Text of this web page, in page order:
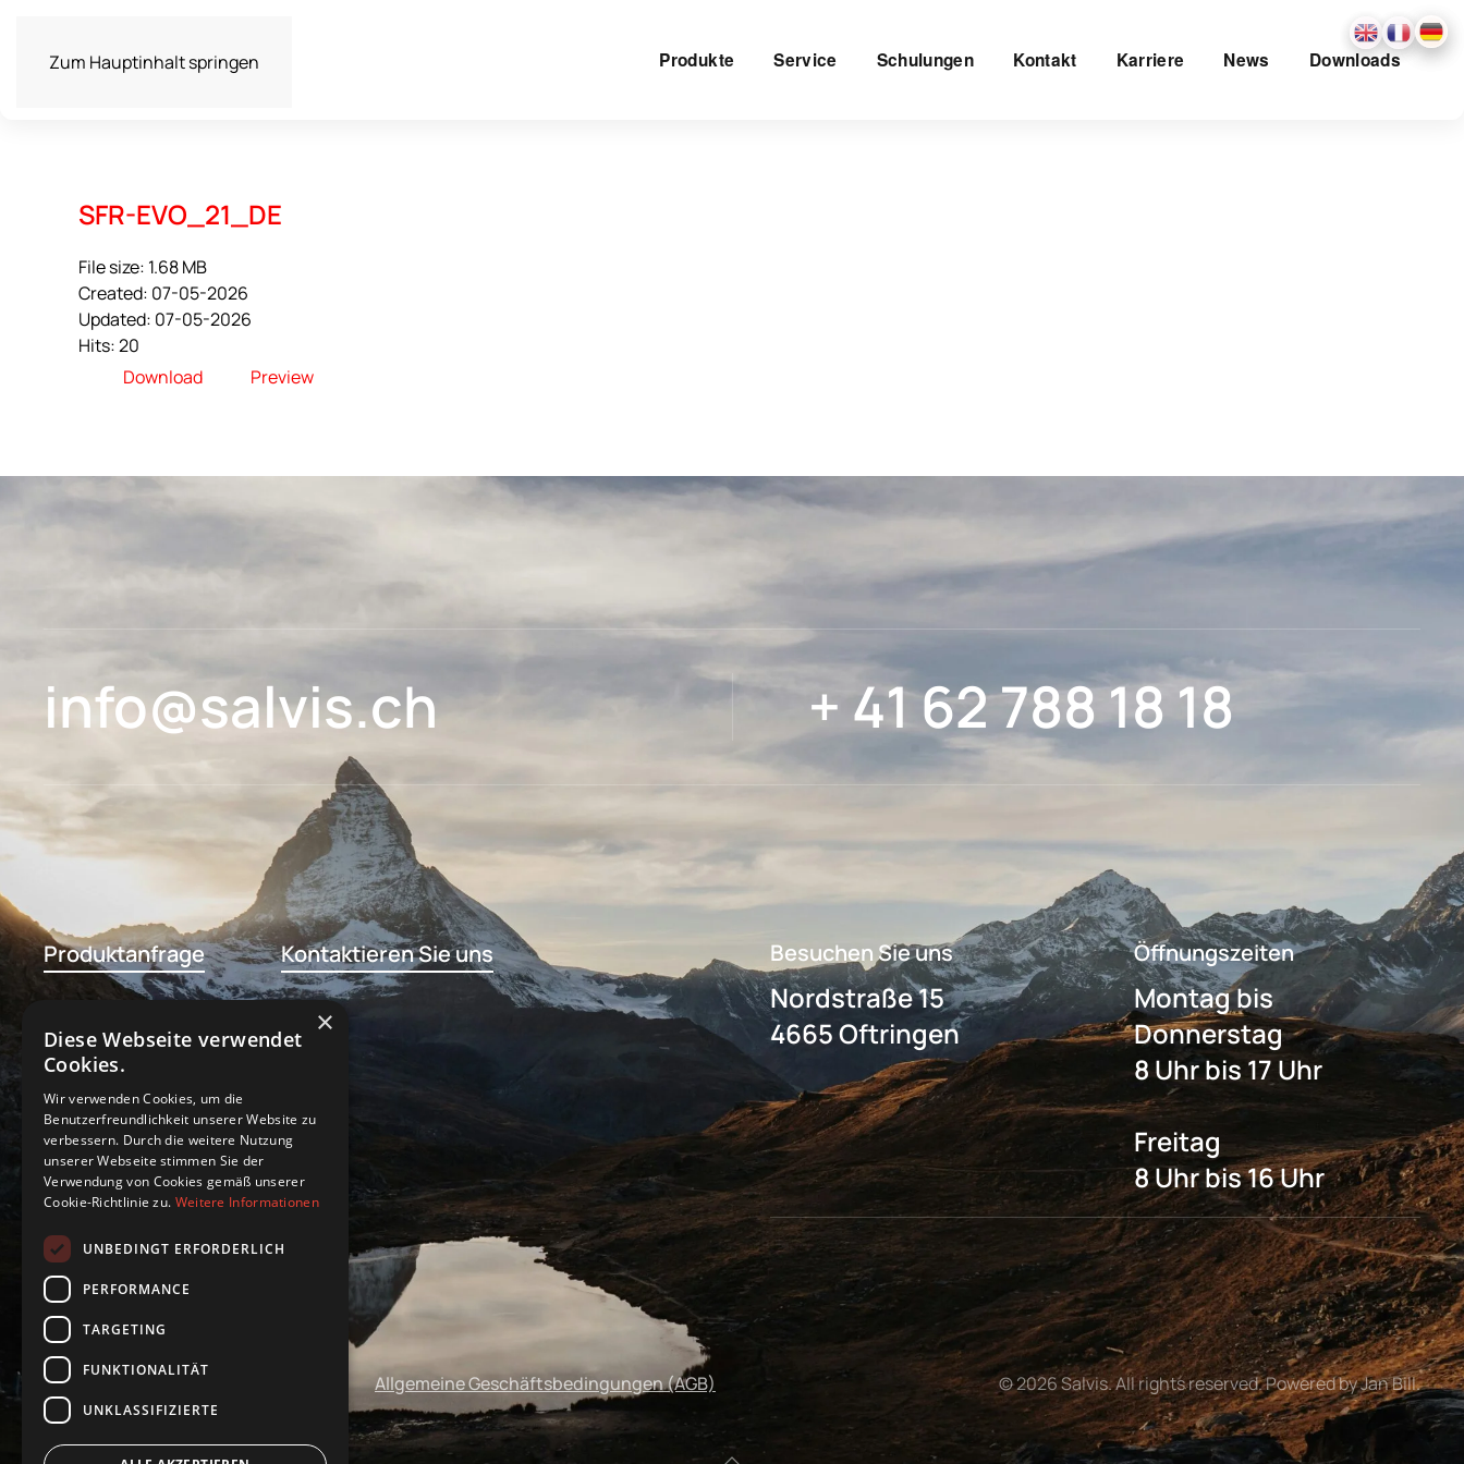
Zum Hauptinhalt springen Produkte Service Schulungen Kontakt Karriere News Downloads
SFR-EVO_21_DE
File size: 1.68 MB
Created: 07-05-2026
Updated: 07-05-2026
Hits: 20
Download
Preview
info@salvis.ch + 41 62 788 18 18
Produktanfrage Kontaktieren Sie uns Besuchen Sie uns
Nordstraße 15
4665 Oftringen
Öffnungszeiten
Montag bis
Donnerstag
8 Uhr bis 17 Uhr
Freitag
8 Uhr bis 16 Uhr
Impressum Allgemeine Geschäftsbedingungen (AGB) ©2026Salvis. All rights reserved. Powered by Jan Bill.
×
Diese Webseite verwendet
Cookies.
Wir verwenden Cookies, um die
Benutzerfreundlichkeit unserer Website zu
verbessern. Durch die weitere Nutzung
unserer Webseite stimmen Sie der
Verwendung von Cookies gemäß unserer
Cookie-Richtlinie zu. Weitere Informationen
UNBEDINGT ERFORDERLICH
PERFORMANCE
TARGETING
FUNKTIONALITÄT
UNKLASSIFIZIERTE